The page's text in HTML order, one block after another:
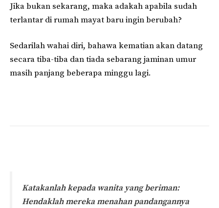
Jika bukan sekarang, maka adakah apabila sudah
terlantar di rumah mayat baru ingin berubah?
Sedarilah wahai diri, bahawa kematian akan datang
secara tiba-tiba dan tiada sebarang jaminan umur
masih panjang beberapa minggu lagi.
Katakanlah kepada wanita yang beriman:
Hendaklah mereka menahan pandangannya